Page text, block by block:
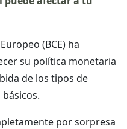
(BCE) ha
su política monetaria
de los tipos de
por sorpresa